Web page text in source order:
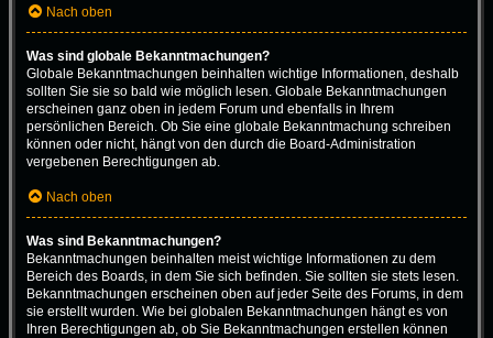
Nach oben
Was sind globale Bekanntmachungen?
Globale Bekanntmachungen beinhalten wichtige Informationen, deshalb
sollten Sie sie so bald wie möglich lesen. Globale Bekanntmachungen
erscheinen ganz oben in jedem Forum und ebenfalls in Ihrem
persönlichen Bereich. Ob Sie eine globale Bekanntmachung schreiben
können oder nicht, hängt von den durch die Board-Administration
vergebenen Berechtigungen ab.
Nach oben
Was sind Bekanntmachungen?
Bekanntmachungen beinhalten meist wichtige Informationen zu dem
Bereich des Boards, in dem Sie sich befinden. Sie sollten sie stets lesen.
Bekanntmachungen erscheinen oben auf jeder Seite des Forums, in dem
sie erstellt wurden. Wie bei globalen Bekanntmachungen hängt es von
Ihren Berechtigungen ab, ob Sie Bekanntmachungen erstellen können